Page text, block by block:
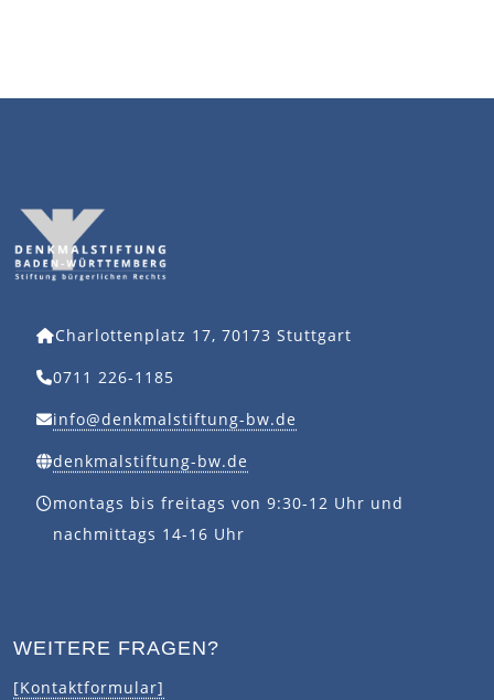
Charlottenplatz 17, 70173 Stuttgart
0711 226-1185
info@denkmalstiftung-bw.de
denkmalstiftung-bw.de
montags bis freitags von 9:30-12 Uhr und
nachmittags 14-16 Uhr
WEITERE FRAGEN?
[Kontaktformular]